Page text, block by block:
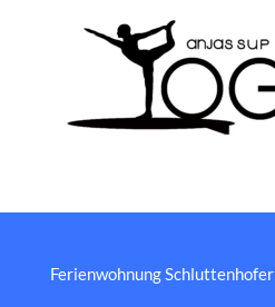
Ferienwohnung Schluttenhofer